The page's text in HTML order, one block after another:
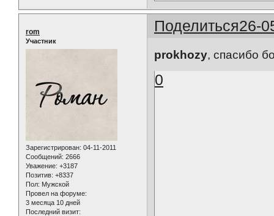
Поделиться26-
rom
Участник
Зарегистрирован: 04-11-2011
Сообщений: 2666
Уважение: +3187
Позитив: +8337
Пол: Мужской
Провел на форуме:
3 месяца 10 дней
Последний визит:
prokhozy, спасибо
0